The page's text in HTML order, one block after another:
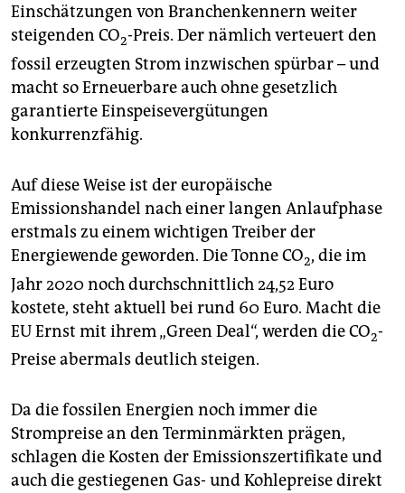
Einschätzungen von Branchenkennern weiter
steigenden CO2-Preis. Der nämlich verteuert den
fossil erzeugten Strom inzwischen spürbar – und
macht so Erneuerbare auch ohne gesetzlich
garantierte Einspeisevergütungen
konkurrenzfähig.
Auf diese Weise ist der europäische
Emissionshandel nach einer langen Anlaufphase
erstmals zu einem wichtigen Treiber der
Energiewende geworden. Die Tonne CO2, die im
Jahr 2020 noch durchschnittlich 24,52 Euro
kostete, steht aktuell bei rund 60 Euro. Macht die
EU Ernst mit ihrem „Green Deal“, werden die CO2-
Preise abermals deutlich steigen.
Da die fossilen Energien noch immer die
Strompreise an den Terminmärkten prägen,
schlagen die Kosten der Emissionszertifikate und
auch die gestiegenen Gas- und Kohlepreise direkt